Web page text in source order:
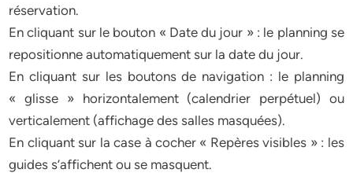
réservation.
En cliquant sur le bouton « Date du jour » : le planning se
repositionne automatiquement sur la date du jour.
En cliquant sur les boutons de navigation : le planning
« glisse » horizontalement (calendrier perpétuel) ou
verticalement (affichage des salles masquées).
En cliquant sur la case à cocher « Repères visibles » : les
guides s’affichent ou se masquent.